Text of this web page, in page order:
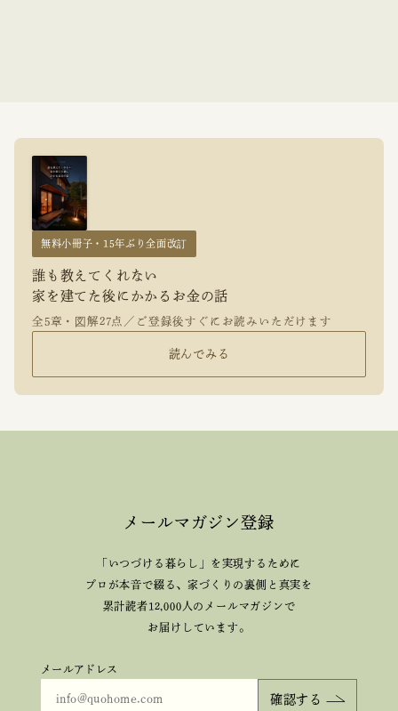
無料小冊子・15年ぶり全面改訂
誰も教えてくれない
家を建てた後にかかるお金の話
全5章・図解27点／ご登録後すぐにお読みいただけます
読んでみる
メールマガジン登録
「いつづける暮らし」を実現するために
プロが本音で綴る、家づくりの裏側と真実を
累計読者12,000人のメールマガジンで
お届けしています。
メールアドレス